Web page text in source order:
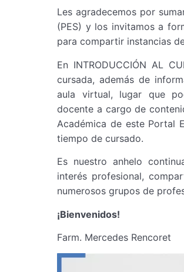
Les agradecemos por
(PES) y los invitamos a
para compartir instancias
En INTRODUCCIÓN AL
cursada, además de
aula virtual, lugar que
docente a cargo de
Académica de este Portal
tiempo de cursado.
Es nuestro anhelo
interés profesional,
numerosos grupos de
¡Bienvenidos!
Farm. Mercedes Rencoret